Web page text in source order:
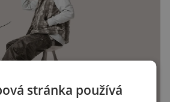
stránka používá